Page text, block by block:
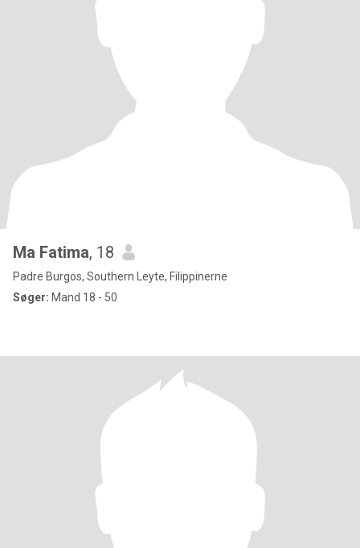
Ma Fatima, 18
Padre Burgos, Southern Leyte, Filippinerne
Søger: Mand 18 - 50